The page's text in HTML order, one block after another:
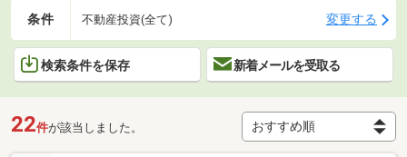
条件 不動産投資(全て) 変更する
検索条件を保存 新着メールを受取る
22件が該当しました。